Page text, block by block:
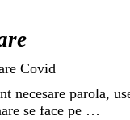
Covid
necesare parola,
se face pe …